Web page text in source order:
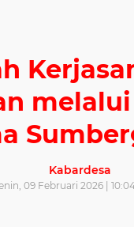
Kabardesa
09 Februari 2026 |